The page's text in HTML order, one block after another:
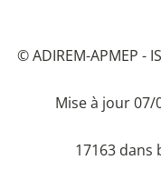
© ADIREM-APMEP -
Mise à jour 07/
17163